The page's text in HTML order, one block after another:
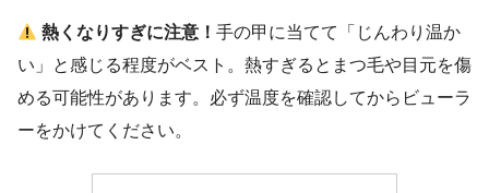
熱くなりすぎに注意！手の甲に当てて「じんわり温か
い」と感じる程度がベスト。熱すぎるとまつ毛や目元を傷
める可能性があります。必ず温度を確認してからビューラ
ーをかけてください。